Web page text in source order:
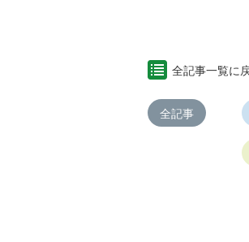
全記事一覧に
全記事